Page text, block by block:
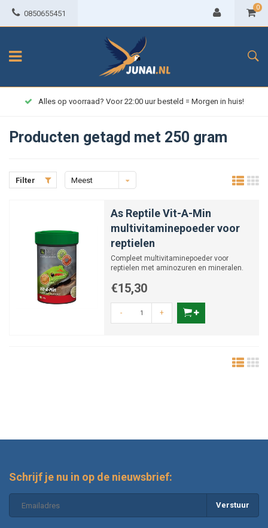
0850655451
0
Alles op voorraad? Voor 22:00 uur besteld = Morgen in huis!
Producten getagd met 250 gram
Filter
Meest
As Reptile Vit-A-Min
multivitaminepoeder voor
reptielen
Compleet multivitaminepoeder voor
reptielen met aminozuren en mineralen.
€15,30
- +
Schrijf je nu in op de nieuwsbrief:
Verstuur